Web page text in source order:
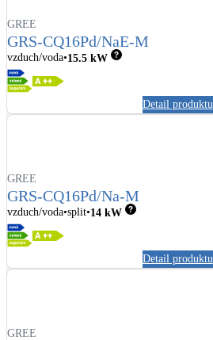
GREE
GRS-CQ16Pd/NaE-M
vzduch/voda 15.5 kW
Detail produktu
GREE
GRS-CQ16Pd/Na-M
vzduch/voda split 14 kW
Detail produktu
GREE